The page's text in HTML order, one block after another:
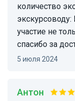
количество
участие не
спасибо за
5 июля 2024
Антон